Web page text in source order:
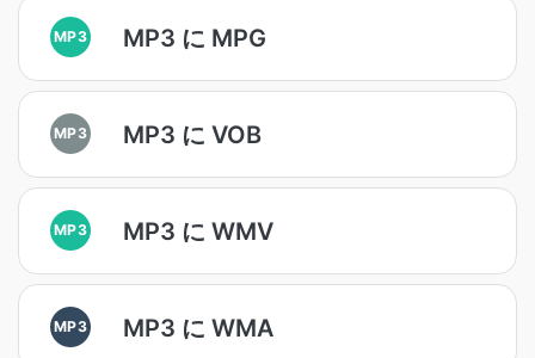
MP3 MP3 に MPG
MP3 MP3 に VOB
MP3 MP3 に WMV
MP3 MP3 に WMA